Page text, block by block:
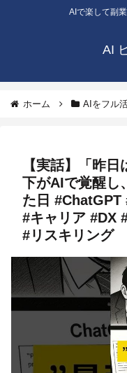
AIで楽して副
AI
ホーム AIをフル
【実話】「昨
下がAIで覚醒し
た日 #ChatGPT
#キャリア #DX
#リスキリング